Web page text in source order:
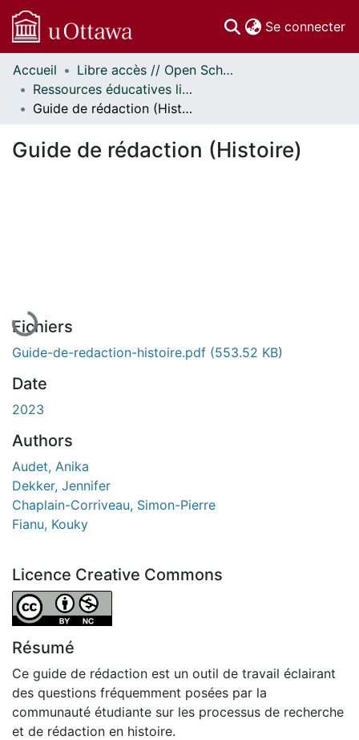
Se connecter
Communautés
et collections
Parcourir
À propos
Accueil
Libre accès // Open Scholarship
Ressources éducatives libres (REL) // Open Educational Resources (OER)
Guide de rédaction (Histoire)
Guide de rédaction (Histoire)
Fichiers
Guide-de-redaction-histoire.pdf (553.52 KB)
Date
2023
Authors
Audet, Anika
Dekker, Jennifer
Chaplain-Corriveau, Simon-Pierre
Fianu, Kouky
Licence Creative Commons
Attribution-NonCommercial 4.0 International
Résumé
Ce guide de rédaction est un outil de travail éclairant
des questions fréquemment posées par la
communauté étudiante sur les processus de recherche
et de rédaction en histoire.